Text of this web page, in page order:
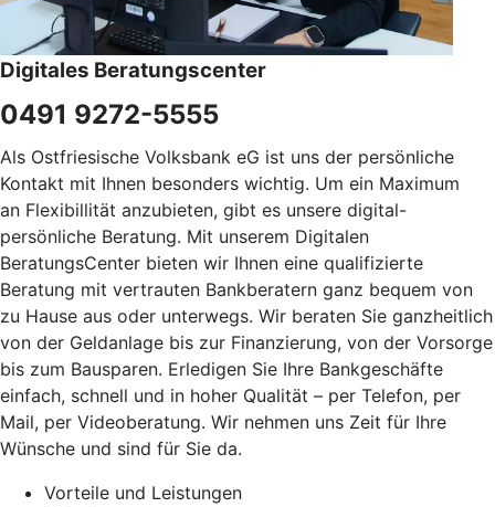
Digitales Beratungscenter
0491 9272-5555
Als Ostfriesische Volksbank eG ist uns der persönliche
Kontakt mit Ihnen besonders wichtig. Um ein Maximum
an Flexibillität anzubieten, gibt es unsere digital-
persönliche Beratung. Mit unserem Digitalen
BeratungsCenter bieten wir Ihnen eine qualifizierte
Beratung mit vertrauten Bankberatern ganz bequem von
zu Hause aus oder unterwegs. Wir beraten Sie ganzheitlich
von der Geldanlage bis zur Finanzierung, von der Vorsorge
bis zum Bausparen. Erledigen Sie Ihre Bankgeschäfte
einfach, schnell und in hoher Qualität – per Telefon, per
Mail, per Videoberatung. Wir nehmen uns Zeit für Ihre
Wünsche und sind für Sie da.
Vorteile und Leistungen